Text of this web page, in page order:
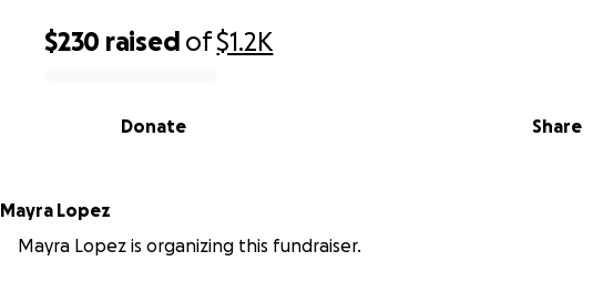
$230 raised of$1.2K
Share
Donate
Mayra Lopez
Mayra Lopez is organizing this fundraiser.